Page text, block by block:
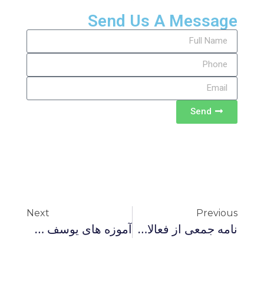
Send Us A Message
Send
Previous
نامه جمعی از فعالان سیاسی و فرهنگی ایرانی داخل و خارج از کشور به رئیس جمهور آمریکا و درخواست کاهش تحریم ها به قصد بهبود امکانات درمانی مردم ایران
Next
آموزه های یوسف شعار و خیدرعلی قلمداران